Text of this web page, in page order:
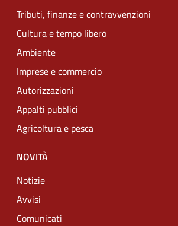
Tributi, finanze e contravvenzioni
Cultura e tempo libero
Ambiente
Imprese e commercio
Autorizzazioni
Appalti pubblici
Agricoltura e pesca
NOVITÀ
Notizie
Avvisi
Comunicati